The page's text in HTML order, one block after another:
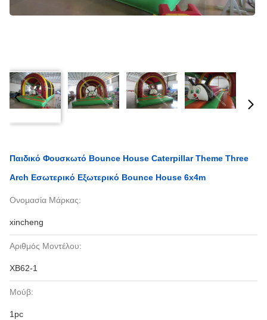
Παιδικό Φουσκωτό Bounce House Caterpillar Theme Three
Arch Εσωτερικό Εξωτερικό Bounce House 6x4m
Ονομασία Μάρκας:
xincheng
Αριθμός Μοντέλου:
XB62-1
Μούβ:
1pc